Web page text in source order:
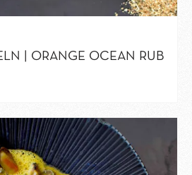
| ORANGE OCEAN RUB